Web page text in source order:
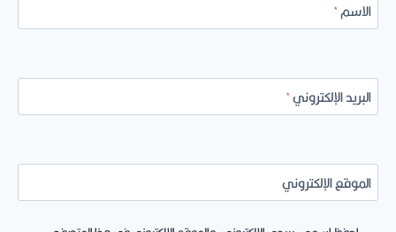
الاسم*
البريد الإلكتروني*
الموقع الإلكتروني